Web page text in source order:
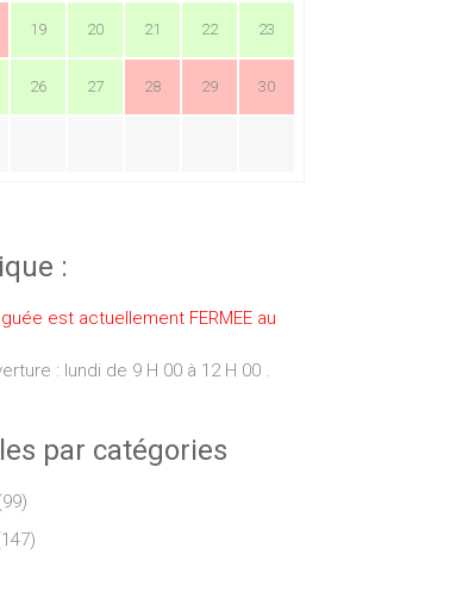
19 20 21 22 23
26 27 28 29 30
:
est actuellement FERMEE au
: lundi de 9 H 00 à 12 H 00 .
par catégories